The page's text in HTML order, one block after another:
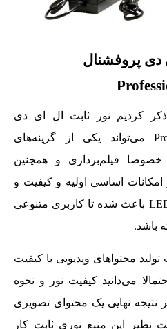
دی پروفشنال
کردیم نور ثابت ال ای دی
پروفشنال Professional U600 می‌تواند یکی از گزینه‌های
خصوصا فیلم‌برداری و همچنین
اساسی اولیه و کیفیت و
شدت مطلوب این نور ثابت LED باعث شده تا کاربری متنوعی
باشد.
محتواهای ویدیویی با کیفیت
می‌دانید کیفیت نور و نحوه
نتیجه نهایی یک محتوای تصویری
نظیر این منبع نوری ثابت کار